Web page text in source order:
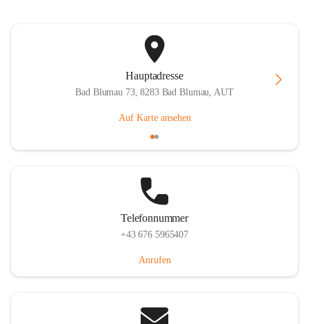
Hauptadresse
Bad Blumau 73, 8283 Bad Blumau, AUT
Auf Karte ansehen
Telefonnummer
+43 676 5965407
Anrufen